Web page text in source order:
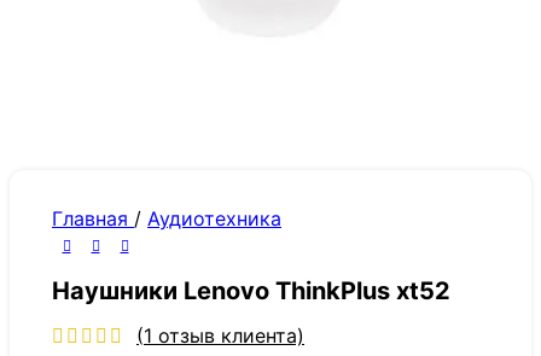
Главная / Аудиотехника
Наушники Lenovo ThinkPlus xt52
(1 отзыв клиента)